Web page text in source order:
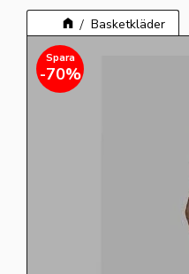
Basketkläder
70%